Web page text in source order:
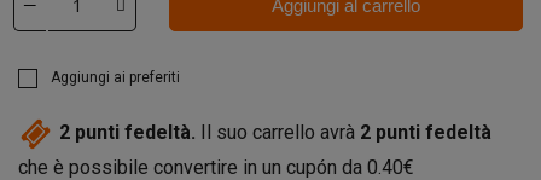
Aggiungi al carrello
Aggiungi ai preferiti
2 punti fedeltà. Il suo carrello avrà 2 punti fedeltà
che è possibile convertire in un cupón da 0.40€